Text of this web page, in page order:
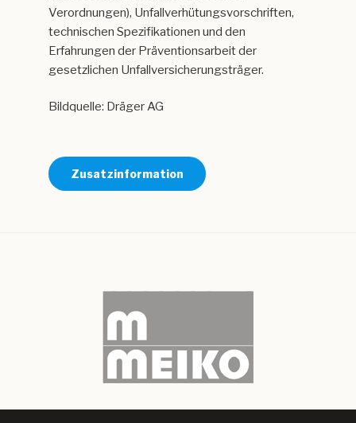
Verordnungen), Unfallverhütungsvorschriften,
technischen Spezifikationen und den
Erfahrungen der Präventionsarbeit der
gesetzlichen Unfallversicherungsträger.
Bildquelle: Dräger AG
Zusatzinformation